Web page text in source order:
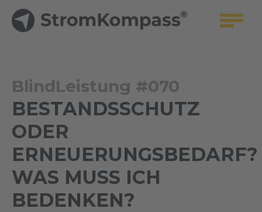
BlindLeistung #070
BESTANDSSCHUTZ
ODER
ERNEUERUNGSBEDARF?
WAS MUSS ICH
BEDENKEN?